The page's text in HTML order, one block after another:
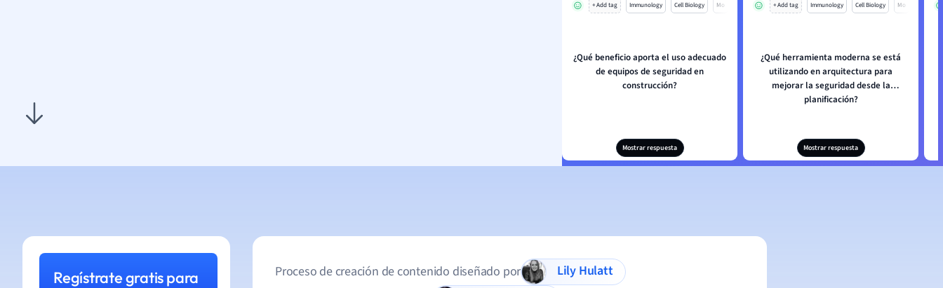
+ Add tag Immunology Cell Biology Mo
¿Qué beneficio aporta el uso adecuado
de equipos de seguridad en
construcción?
Mostrar respuesta
+ Add tag Immunology Cell Biology Mo
¿Qué herramienta moderna se está
utilizando en arquitectura para
mejorar la seguridad desde la
planificación?
Mostrar respuesta
Regístrate gratis para
Proceso de creación de contenido diseñado por
Lily Hulatt